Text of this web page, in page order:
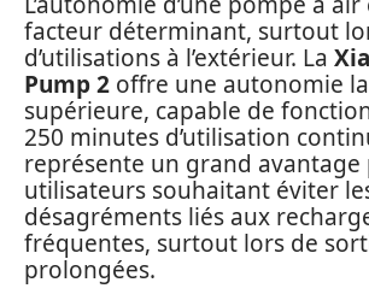
facteur déterminant, surtout
d’utilisations à l’extérieur. La
Pump 2 offre une autonomie
supérieure, capable de
250 minutes d’utilisation
représente un grand avantage
utilisateurs souhaitant éviter
désagréments liés aux
fréquentes, surtout lors de
prolongées.